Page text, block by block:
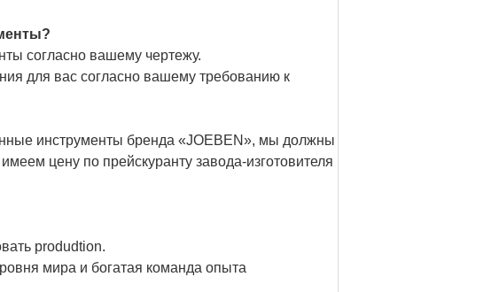
согласно вашему чертежу.
для вас согласно вашему требованию к
инструменты бренда «JOEBEN», мы должны
цену по прейскуранту завода-изготовителя
produdtion.
мира и богатая команда опыта